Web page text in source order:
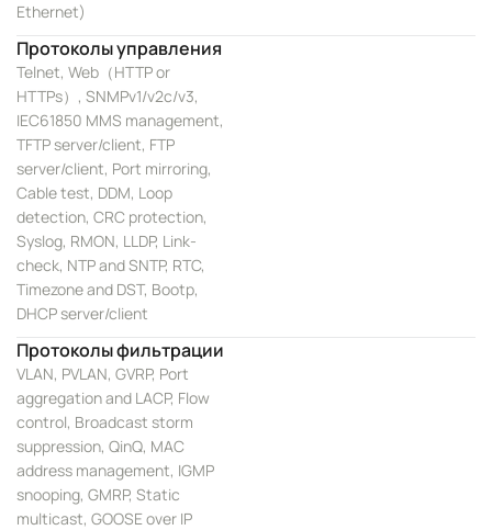
Ethernet)
Протоколы управления
Telnet, Web（HTTP or
HTTPs）, SNMPv1/v2c/v3,
IEC61850 MMS management,
TFTP server/client, FTP
server/client, Port mirroring,
Cable test, DDM, Loop
detection, CRC protection,
Syslog, RMON, LLDP, Link-
check, NTP and SNTP, RTC,
Timezone and DST, Bootp,
DHCP server/client
Протоколы фильтрации
VLAN, PVLAN, GVRP, Port
aggregation and LACP, Flow
control, Broadcast storm
suppression, QinQ, MAC
address management, IGMP
snooping, GMRP, Static
multicast, GOOSE over IP